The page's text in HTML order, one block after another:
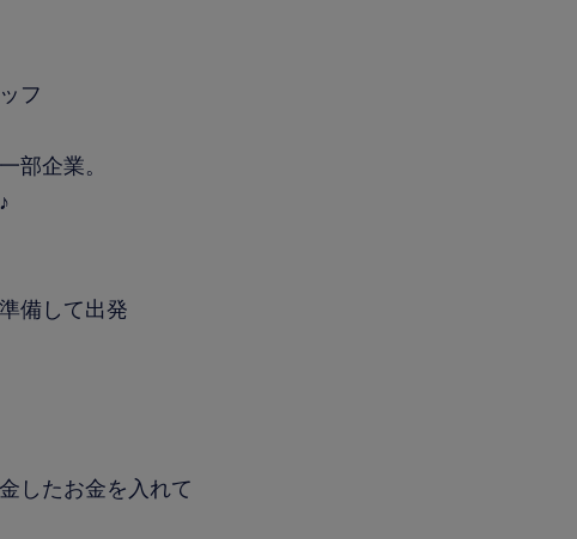
フ
部企業。
備して出発
したお金を入れて